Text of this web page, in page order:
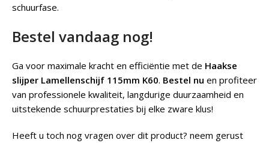
schuurfase.
Bestel vandaag nog!
Ga voor maximale kracht en efficiëntie met de Haakse
slijper Lamellenschijf 115mm K60. Bestel nu en profiteer
van professionele kwaliteit, langdurige duurzaamheid en
uitstekende schuurprestaties bij elke zware klus!
Heeft u toch nog vragen over dit product? neem gerust